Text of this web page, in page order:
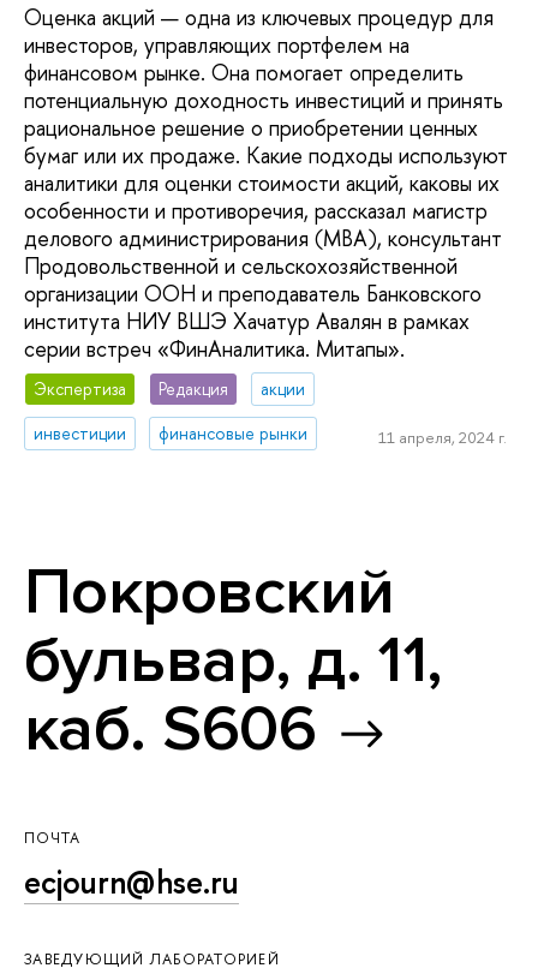
Оценка акций — одна из ключевых процедур для
инвесторов, управляющих портфелем на
финансовом рынке. Она помогает определить
потенциальную доходность инвестиций и принять
рациональное решение о приобретении ценных
бумаг или их продаже. Какие подходы используют
аналитики для оценки стоимости акций, каковы их
особенности и противоречия, рассказал магистр
делового администрирования (MBA), консультант
Продовольственной и сельскохозяйственной
организации ООН и преподаватель Банковского
института НИУ ВШЭ Хачатур Авалян в рамках
серии встреч «ФинАналитика. Митапы».
Экспертиза Редакция
акции
инвестиции
финансовые рынки 11 апреля, 2024 г.
Покровский
бульвар, д. 11,
каб. S606
ПОЧТА
ecjourn@hse.ru
ЗАВЕДУЮЩИЙ ЛАБОРАТОРИЕЙ